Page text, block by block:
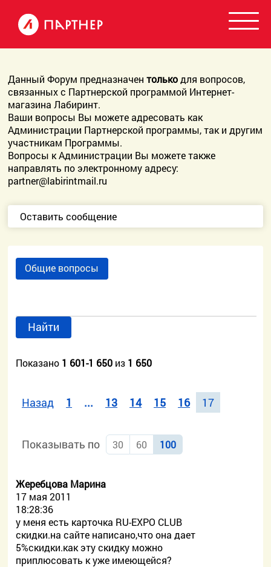
Данный Форум предназначентолькодля вопросов,
связанных с Партнерской программой Интернет-
магазина Лабиринт.
Ваши вопросы Вы можете адресовать как
Администрации Партнерской программы, так и другим
участникам Программы.
Вопросы к Администрации Вы можете также
направлять по электронному адресу:
partner@labirintmail.ru
Оставить сообщение
Общие вопросы
Найти
Показано 1 601-1 650 из 1 650
Назад 1 ... 13 14 15 16 17
Показывать по 30 60 100
Жеребцова Марина
17 мая 2011
18:28:36
у меня есть карточка RU-EXPO CLUB
скидки.на сайте написано,что она дает
5%скидки.как эту скидку можно
приплюсовать к уже имеющейся?